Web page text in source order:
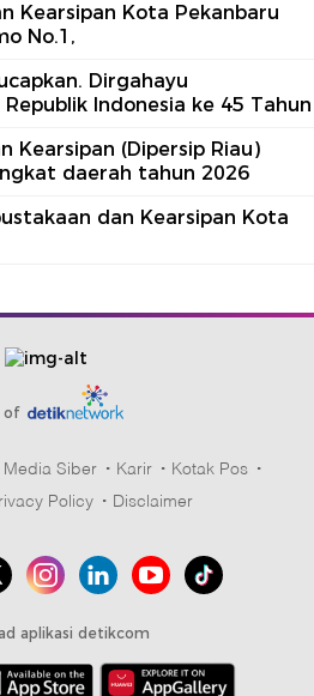
Kearsipan Kota Pekanbaru
No.1,
Dirgahayu
Indonesia ke 45 Tahun
Kearsipan (Dipersip Riau)
daerah tahun 2026
dan Kearsipan Kota
of
Siber Karir
Kotak Pos
Policy Disclaimer
aplikasi detikcom